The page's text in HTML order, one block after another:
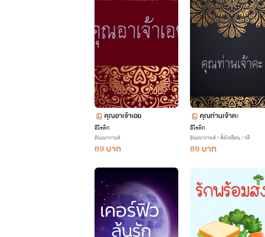
คุณอาเจ้าเอย
อีโรติก
อัณณากานต์
89 บาท
คุณท่านเจ้าคะ
อีโรติก
อัณณากานต์ / ตั้งใจเขียน / รตี
89 บาท